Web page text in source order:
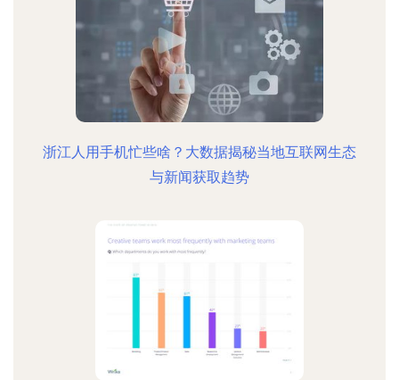
浙江人用手机忙些啥？大数据揭秘当地互联网生态
与新闻获取趋势